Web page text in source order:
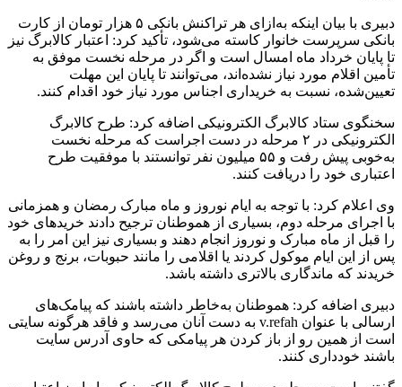
دبیری با بیان اینکه به‌ازای هر تراکنش بانکی ۵ هزار تومان از کارت
بانکی سرپرست خانوار کاسته می‌شود، تأکید کرد: اعتبار کالابرگ نیز
تا پایان خرداد ماه امسال است و اگر در مرحله نخست موفق به
تأمین اقلام مورد نیاز نشده‌اند، می‌توانند تا پایان این مهلت
تعیین‌شده، نسبت به خریداری اجناس مورد نیاز خود اقدام کنند.
سخنگوی ستاد کالابرگ الکترونیکی اضافه کرد: طرح کالابرگ
الکترونیکی در ۲ مرحله در دست اجراست که مرحله نخست
به‌خوبی پیش رفت و ۵۵ میلیون نفر توانستند با موفقیت طرح
اعتباری خود را دریافت کنند.
وی اعلام کرد: با توجه به ایام نوروز و ماه مبارک رمضان و همزمانی
با اجرای مرحله دوم، بسیاری از هموطنان ترجیح دادند خرید‌های خود
را قبل از ماه مبارک و نوروز انجام دهند و بسیاری نیز این امر را به
پس از این ایام موکول کردند یا اقلامی را مانند حبوبات، برنج و روغن
خریدند که ماندگاری بالاتری داشته باشد.
دبیری اضافه کرد: هموطنان به‌خاطر داشته باشند که پیامک‌های
ارسالی با عنوان v.refah به دست آنان می‌رسد و فاقد هرگونه سایتی
است از همین رو از باز کردن هر پیامکی که حاوی آدرس سایت
باشند خودداری کنند.